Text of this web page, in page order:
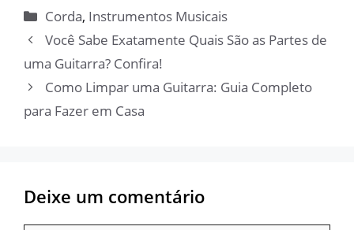
Categorias
Corda, Instrumentos Musicais
Você Sabe Exatamente Quais São as Partes de
uma Guitarra? Confira!
Como Limpar uma Guitarra: Guia Completo
para Fazer em Casa
Deixe um comentário